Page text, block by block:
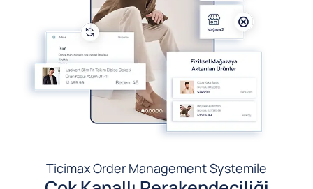
Ticimax Order Management Systemile